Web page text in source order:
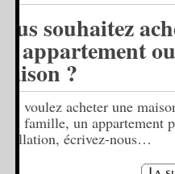
Vous souhaitez
un appartement
maison ?
Vous voulez acheter une
votre famille, un appartement
installation, écrivez-nous…